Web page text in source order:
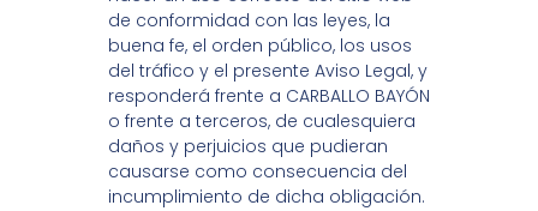
de conformidad con las leyes, la
buena fe, el orden público, los usos
del tráfico y el presente Aviso Legal, y
responderá frente a CARBALLO BAYÓN
o frente a terceros, de cualesquiera
daños y perjuicios que pudieran
causarse como consecuencia del
incumplimiento de dicha obligación.